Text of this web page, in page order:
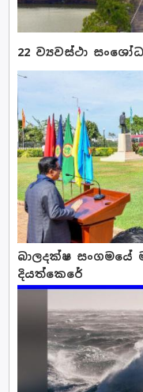
22 ව්‍යවස්ථා
බාලදක්ෂ සංගමයේ
දියත්කෙරේ